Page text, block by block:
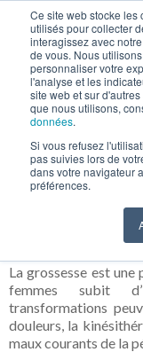
Ce site web stocke les
utilisés pour collecter
interagissez avec
de vous. Nous
personnaliser votre
l'analyse et les
site web et sur
que nous utilisons,
données.
Si vous refusez
pas suivies lors de
dans votre navigateur
préférences.
Comment
et
La grossesse est
femmes subit
transformations
douleurs, la
maux courants de la